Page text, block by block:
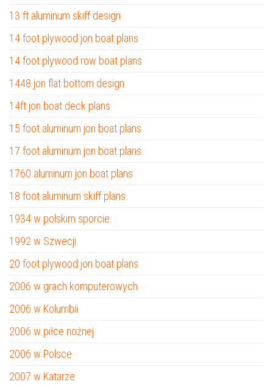
13 ft aluminum skiff design
14 foot plywood jon boat plans
14 foot plywood row boat plans
1448 jon flat bottom design
14ft jon boat deck plans
15 foot aluminum jon boat plans
17 foot aluminum jon boat plans
1760 aluminum jon boat plans
18 foot aluminum skiff plans
1934 w polskim sporcie
1992 w Szwecji
20 foot plywood jon boat plans
2006 w grach komputerowych
2006 w Kolumbii
2006 w piłce nożnej
2006 w Polsce
2007 w Katarze